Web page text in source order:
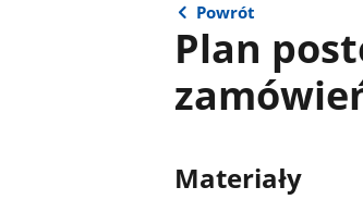
Powrót
Plan
Materiały